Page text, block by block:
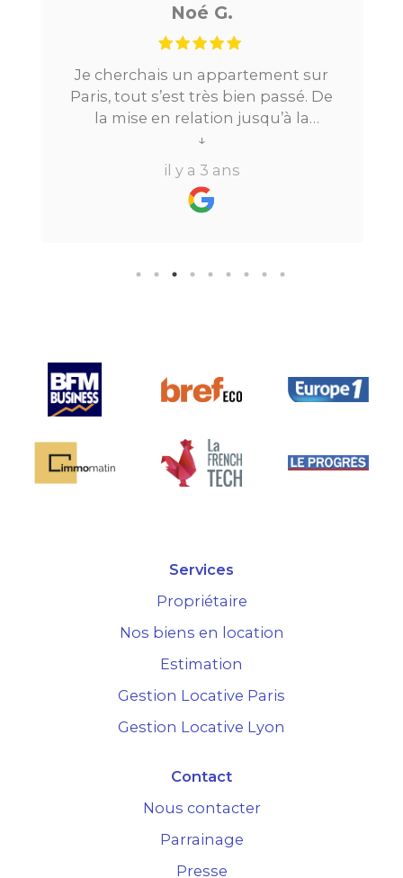
Noé G.
Je cherchais un appartement sur
Paris, tout s’est très bien passé. De
la mise en relation jusqu’à la
location. Le digital qui fait gagner
beaucoup de temps ne fait pas
perdre l’aspect humain ce qui est
vraiment bien ! Je recommande
↓
il y a 3 ans
Services
Propriétaire
Nos biens en location
Estimation
Gestion Locative Paris
Gestion Locative Lyon
Contact
Nous contacter
Parrainage
Presse